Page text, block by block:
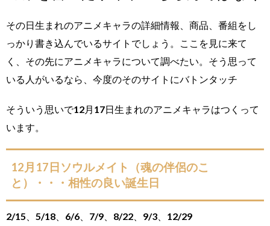
その日生まれのアニメキャラの詳細情報、商品、番組をし
っかり書き込んでいるサイトでしょう。ここを見に来て
く、その先にアニメキャラについて調べたい。そう思って
いる人がいるなら、今度のそのサイトにバトンタッチ
そういう思いで12月17日生まれのアニメキャラはつくって
います。
12月17日ソウルメイト（魂の伴侶のこ
と）・・・相性の良い誕生日
2/15、5/18、6/6、7/9、8/22、9/3、12/29